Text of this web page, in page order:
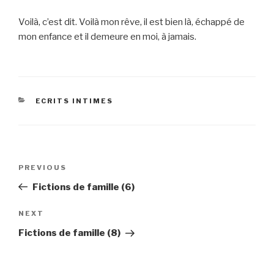
Voilà, c’est dit. Voilà mon rêve, il est bien là, échappé de
mon enfance et il demeure en moi, à jamais.
CATEGORIES
ECRITS INTIMES
Previous
Post
PREVIOUS
Fictions de famille (6)
Next
Post
NEXT
Fictions de famille (8)